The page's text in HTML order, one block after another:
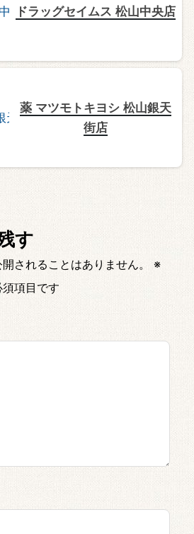
ドラッグセイムス 松山中央店
薬 マツモトキヨシ 松山銀天
街店
す
されることはありません。
※
項目です